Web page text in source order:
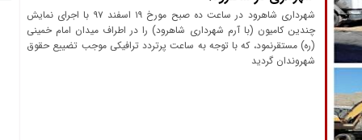
شهرداری شاهرود در ساعت ده صبح مورخ ۱۹ اسفند ۹۷ با اجرای نمایش
چندین کامیون (با آرم شهرداری شاهرود) را در اطراف میدان امام خمینی
(ره) مستقرنمود، که با توجه به ساعت پرتردد ترافیکی موجب تضییع حقوق
شهروندان گردید